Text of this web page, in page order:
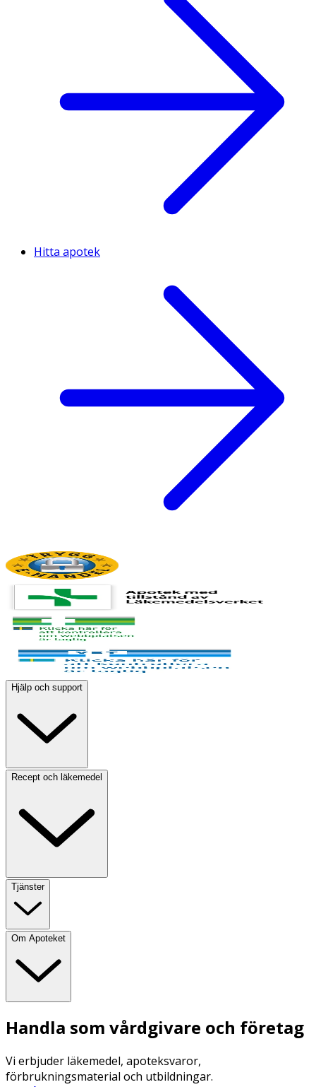
Hitta apotek
Hjälp och support
Recept och läkemedel
Tjänster
Om Apoteket
Handla som vårdgivare och företag
Vi erbjuder läkemedel, apoteksvaror,
förbrukningsmaterial och utbildningar.